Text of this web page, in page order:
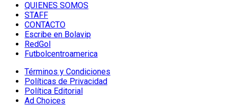
QUIENES SOMOS
STAFF
CONTACTO
Escribe en Bolavip
RedGol
Futbolcentroamerica
Términos y Condiciones
Políticas de Privacidad
Política Editorial
Ad Choices